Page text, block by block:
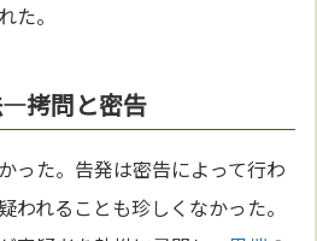
た。
拷問と密告
った。告発は密告によって行わ
われることも珍しくなかった。